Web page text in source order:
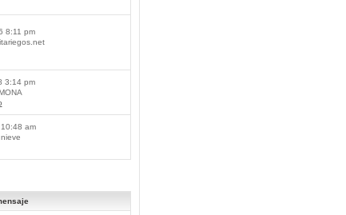
8:11 pm
3:14 pm
am